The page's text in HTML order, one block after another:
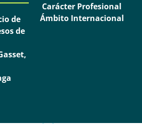
de
de
Carácter Profesional
Ámbito Internacional